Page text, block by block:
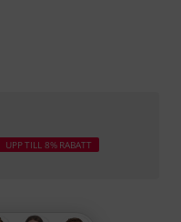
UPP TILL 8% RABATT